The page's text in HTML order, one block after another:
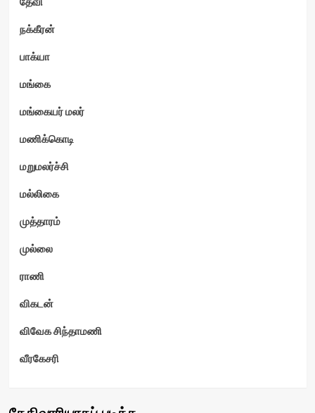
நக்கீரன்
பாக்யா
மங்கை
மங்கையர் மலர்
மணிக்கொடி
மறுமலர்ச்சி
மல்லிகை
முத்தாரம்
முல்லை
ராணி
விகடன்
விவேக சிந்தாமணி
வீரகேசரி